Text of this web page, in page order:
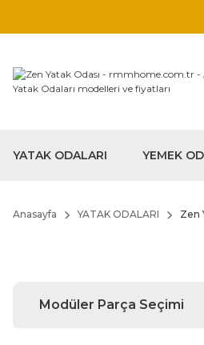
YATAK ODALARI YEMEK
Anasayfa YATAK ODALARI Zen
Modüler Parça Seçimi